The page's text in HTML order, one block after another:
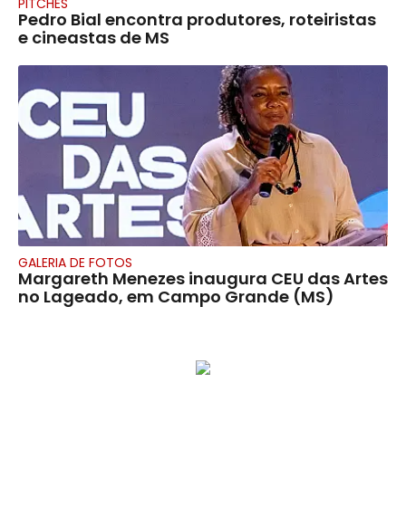
Pedro Bial encontra produtores, roteiristas
e cineastas de MS
GALERIA DE FOTOS
Margareth Menezes inaugura CEU das Artes
no Lageado, em Campo Grande (MS)